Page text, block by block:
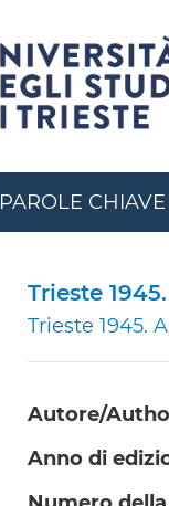
PAROLE CHIAVE
Trieste
Trieste 1945.
Autore/
Anno di